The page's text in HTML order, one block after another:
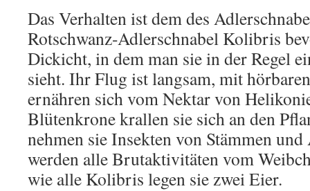
Das Verhalten ist dem des
Rotschwanz-Adlerschnabel Kolibris
Dickicht, in dem man sie in der Regel
sieht. Ihr Flug ist langsam, mit
ernähren sich vom Nektar von
Blütenkrone krallen sie sich an den
nehmen sie Insekten von Stämmen
werden alle Brutaktivitäten vom
wie alle Kolibris legen sie zwei Eier.